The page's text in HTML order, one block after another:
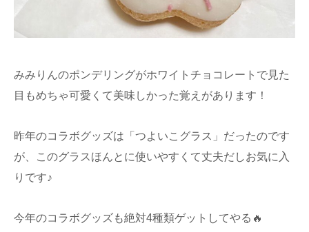
みみりんのポンデリングがホワイトチョコレートで見た
目もめちゃ可愛くて美味しかった覚えがあります！
昨年のコラボグッズは「つよいこグラス」だったのです
が、このグラスほんとに使いやすくて丈夫だしお気に入
りです♪
今年のコラボグッズも絶対4種類ゲットしてやる🔥